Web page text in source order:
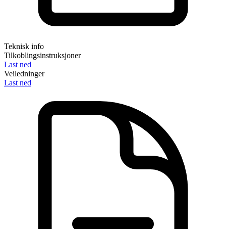
Teknisk info
Tilkoblingsinstruksjoner
Last ned
Veiledninger
Last ned